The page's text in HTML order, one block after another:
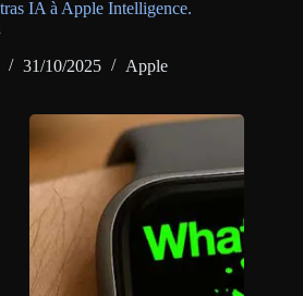
IA à Apple Intelligence.
31/10/2025 Apple